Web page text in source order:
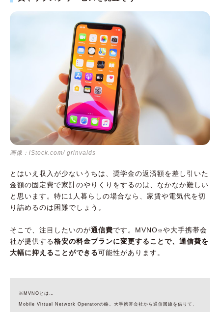
画像：iStock.com/ grinvalds
とはいえ収入が少ないうちは、奨学金の返済額を差し引いた
金額の固定費で家計のやりくりをするのは、なかなか難しい
と思います。特に1人暮らしの場合なら、家賃や電気代を切
り詰めるのは困難でしょう。
そこで、注目したいのが通信費です。MVNO※や大手携帯会
社が提供する格安の料金プランに変更することで、通信費を
大幅に抑えることができる可能性があります。
※MVNOとは…
Mobile Virtual Network Operatorの略。大手携帯会社から通信回線を借りて、